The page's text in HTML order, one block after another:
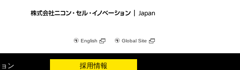
English Global Site
ン 採用情報